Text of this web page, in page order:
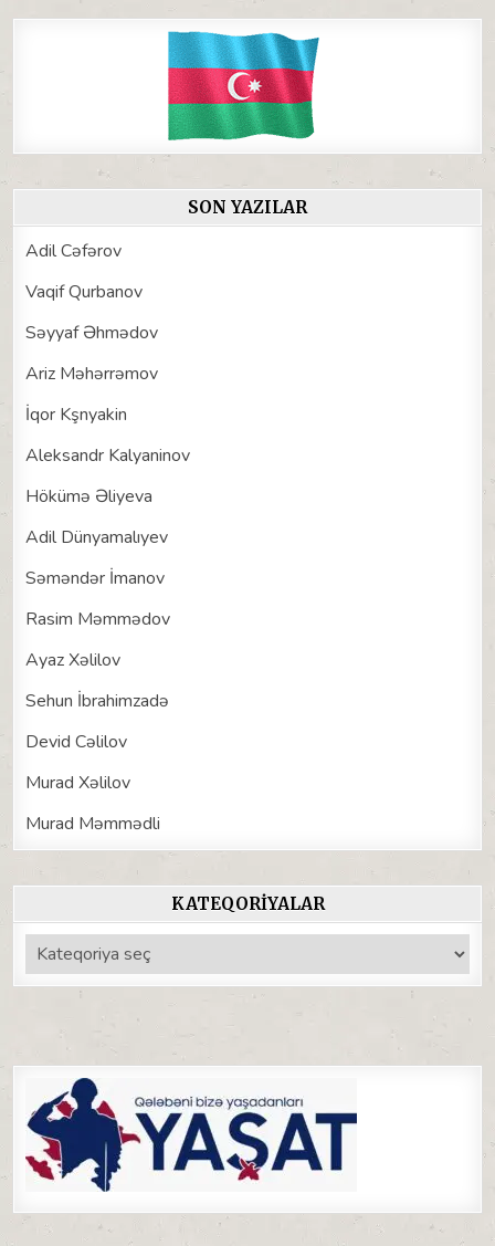
SON YAZILAR
Adil Cəfərov
Vaqif Qurbanov
Səyyaf Əhmədov
Ariz Məhərrəmov
İqor Kşnyakin
Aleksandr Kalyaninov
Hökümə Əliyeva
Adil Dünyamalıyev
Səməndər İmanov
Rasim Məmmədov
Ayaz Xəlilov
Sehun İbrahimzadə
Devid Cəlilov
Murad Xəlilov
Murad Məmmədli
KATEQORIYALAR
Kateqoriyalar